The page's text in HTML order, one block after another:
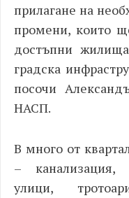
прилагане на
промени, които
достъпни
градска
посочи
НАСП.
В много от
– канализация,
улици,